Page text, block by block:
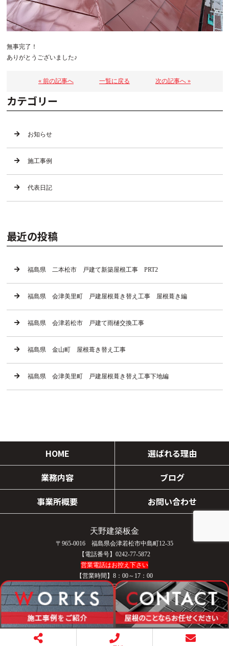
無事完了！
ありがとうございました♪
« 前の記事へ 一覧に戻る 次の記事へ »
カテゴリー
お知らせ
施工事例
代表日記
最近の投稿
福島県 二本松市 戸建て新築屋根工事 PRT2
福島県 会津美里町 戸建屋根葺き替え工事 屋根葺き編
福島県 会津若松市 戸建て雨樋交換工事
福島県 金山町 屋根葺き替え工事
福島県 会津美里町 戸建屋根葺き替え工事下地編
HOME
選ばれる理由
業務内容
ブログ
事業所概要
お問い合わせ
天野建築板金
〒965-0016 福島県会津若松市中島町12-35
【電話番号】0242-77-5872
営業電話はお控え下さい
【営業時間】8：00～17：00
【定休日】日曜日／祝日
COPYRIGHT © 天野建築板金 All rights reserved.